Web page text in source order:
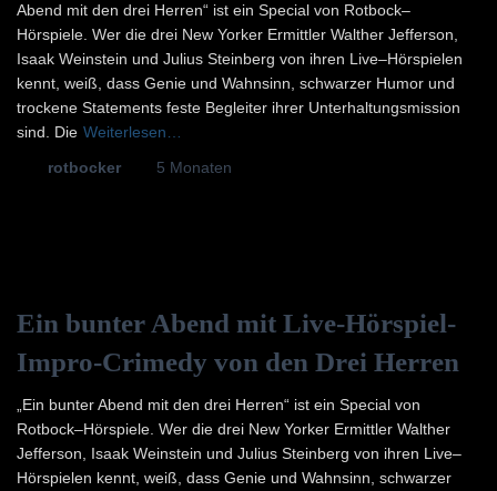
Abend mit den drei Herren“ ist ein Special von Rotbock–
Hörspiele. Wer die drei New Yorker Ermittler Walther Jefferson,
Isaak Weinstein und Julius Steinberg von ihren Live–Hörspielen
kennt, weiß, dass Genie und Wahnsinn, schwarzer Humor und
trockene Statements feste Begleiter ihrer Unterhaltungsmission
sind. Die Weiterlesen…
rotbocker 5 Monaten
Ein bunter Abend mit Live-Hörspiel-
Impro-Crimedy von den Drei Herren
„Ein bunter Abend mit den drei Herren“ ist ein Special von
Rotbock–Hörspiele. Wer die drei New Yorker Ermittler Walther
Jefferson, Isaak Weinstein und Julius Steinberg von ihren Live–
Hörspielen kennt, weiß, dass Genie und Wahnsinn, schwarzer